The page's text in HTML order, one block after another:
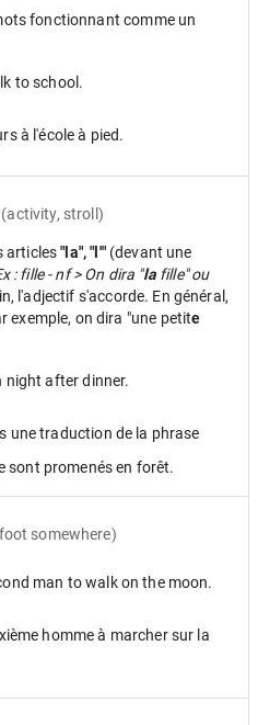
fonctionnant comme un
to school.
à l'école à pied.
(activity, stroll)
articles"la", "l'" (devant une
: fille - nf > On dira "lafille" ou
l'adjectif s'accorde. En général,
exemple, on dira "une petite
night after dinner.
une traduction de la phrase
sont promenés en forêt.
somewhere)
man to walk on the moon.
homme à marcher sur la